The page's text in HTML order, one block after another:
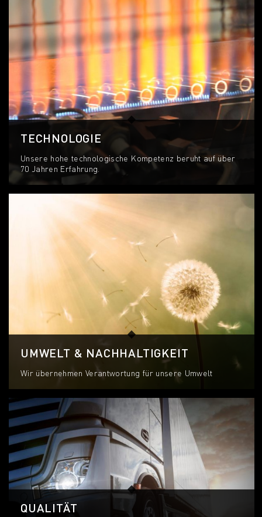
TECHNOLOGIE
Unsere hohe technologische Kompetenz beruht auf über
70 Jahren Erfahrung.
UMWELT & NACHHALTIGKEIT
Wir übernehmen Verantwortung für unsere Umwelt
QUALITÄT